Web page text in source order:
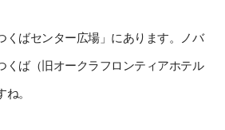
くばセンター広場」にあります。ノバ
くば（旧オークラフロンティアホテル
。